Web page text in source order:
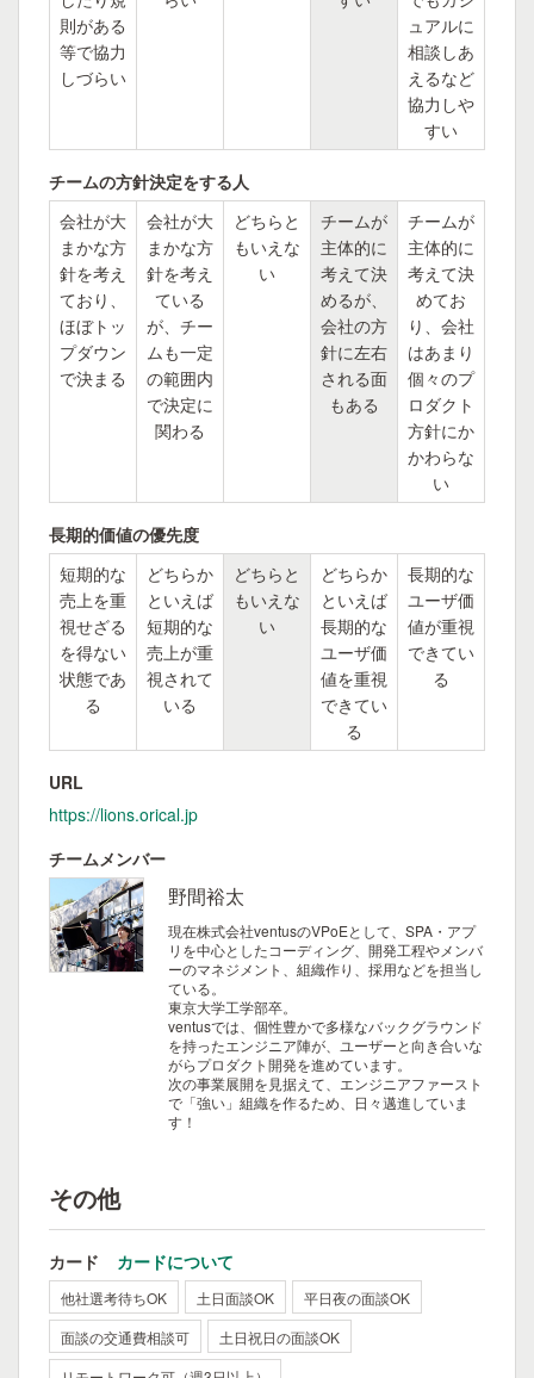
則がある
等で協力
しづらい
ュアルに
相談しあ
えるなど
協力しや
すい
チームの方針決定をする人
会社が大
まかな方
針を考え
ており、
ほぼトッ
プダウン
で決まる
会社が大
まかな方
針を考え
ている
が、チー
ムも一定
の範囲内
で決定に
関わる
どちらと
もいえな
い
チームが
主体的に
考えて決
めるが、
会社の方
針に左右
される面
もある
チームが
主体的に
考えて決
めてお
り、会社
はあまり
個々のプ
ロダクト
方針にか
かわらな
い
長期的価値の優先度
短期的な
売上を重
視せざる
を得ない
状態であ
る
どちらか
といえば
短期的な
売上が重
視されて
いる
どちらと
もいえな
い
どちらか
といえば
長期的な
ユーザ価
値を重視
できてい
る
長期的な
ユーザ価
値が重視
できてい
る
URL
https://lions.orical.jp
チームメンバー
野間裕太
現在株式会社ventusのVPoEとして、SPA・アプ
リを中心としたコーディング、開発工程やメンバ
ーのマネジメント、組織作り、採用などを担当し
ている。
東京大学工学部卒。
ventusでは、個性豊かで多様なバックグラウンド
を持ったエンジニア陣が、ユーザーと向き合いな
がらプロダクト開発を進めています。
次の事業展開を見据えて、エンジニアファースト
で「強い」組織を作るため、日々邁進していま
す！
その他
カード カードについて
他社選考待ちOK 土日面談OK
平日夜の面談OK
面談の交通費相談可
土日祝日の面談OK